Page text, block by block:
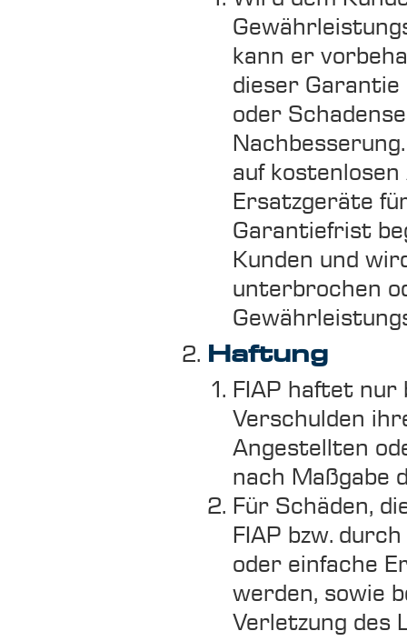
kann er
dieser
oder
auf
Ersatzgeräte
Garantiefrist
Kunden und
unterbrochen
Haftung
FIAP haftet nur
Verschulden
Angestellten
nach Maßgabe
Für Schäden,
FIAP bzw.
oder einfache
werden, sowie
Verletzung des